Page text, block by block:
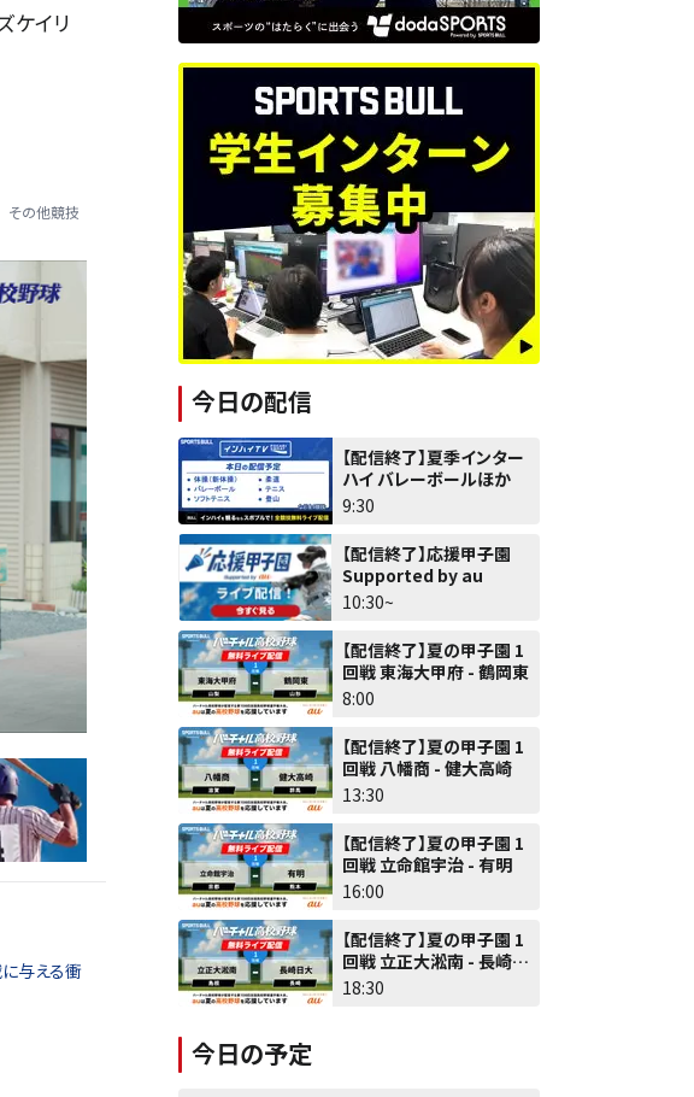
イリ
その他競技
与える衝
今日の配信
【配信終了】夏季インター
ハイ バレーボールほか
9:30
【配信終了】応援甲子園
Supported by au
10:30~
【配信終了】夏の甲子園 1
回戦 東海大甲府 - 鶴岡東
8:00
【配信終了】夏の甲子園 1
回戦 八幡商 - 健大高崎
13:30
【配信終了】夏の甲子園 1
回戦 立命館宇治 - 有明
16:00
【配信終了】夏の甲子園 1
回戦 立正大淞南 - 長崎日
大
18:30
今日の予定